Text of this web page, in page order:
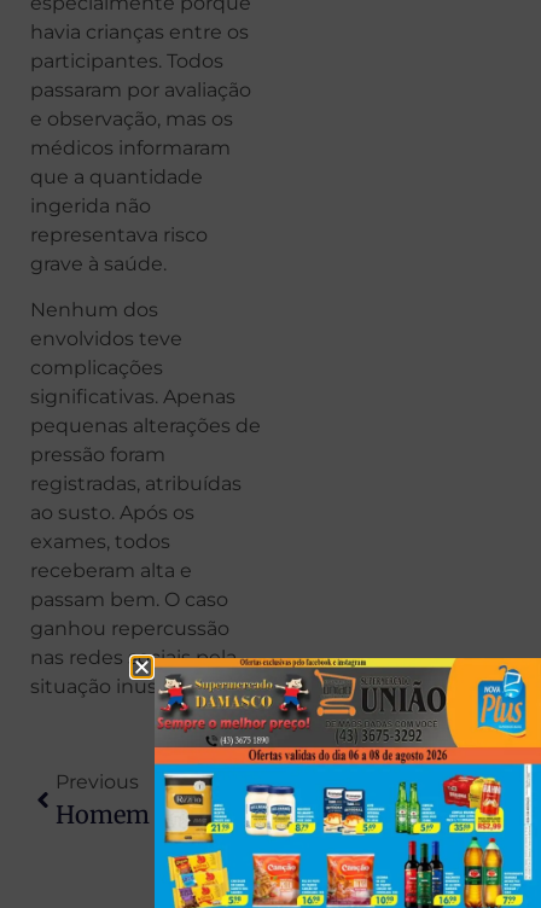
havia crianças entre os
participantes. Todos
passaram por avaliação
e observação, mas os
médicos informaram
que a quantidade
ingerida não
representava risco
grave à saúde.
Nenhum dos
envolvidos teve
complicações
significativas. Apenas
pequenas alterações de
pressão foram
registradas, atribuídas
ao susto. Após os
exames, todos
receberam alta e
passam bem. O caso
ganhou repercussão
nas redes sociais pela
situação inusitada.
Previous
Homem É Encontrado Morto Sob Viaduto No PR E Cães Permanecem Ao Lado Do Corpo
Next
Polícia Civil Destrói Mais De 4 Mil Garrafas De Bebidas Apreendidas No PR